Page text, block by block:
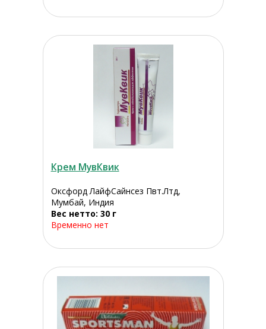
Крем МувКвик
Оксфорд ЛайфСайнсез Пвт.Лтд,
Мумбай, Индия
Вес нетто: 30 г
Временно нет